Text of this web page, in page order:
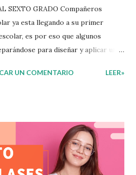
SEXTO GRADO Compañeros
ya esta llegando a su primer
es por eso que algunos
para diseñar y aplicar una
aprendientes. El examen consta de
sus nuevos aprendientes ya
aquellos que aun necesitan
finalidad de que elaboramos un
para atender las necesidades
UN COMENTARIO LEER»